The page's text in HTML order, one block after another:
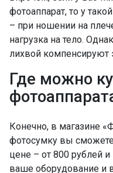
фотоаппарат, то у
– при ношении на
нагрузка на тело.
лихвой компенсируют
Где можно
Конечно, в магазине
фотосумку вы
цене – от 800 рублей
ваше оборудование и